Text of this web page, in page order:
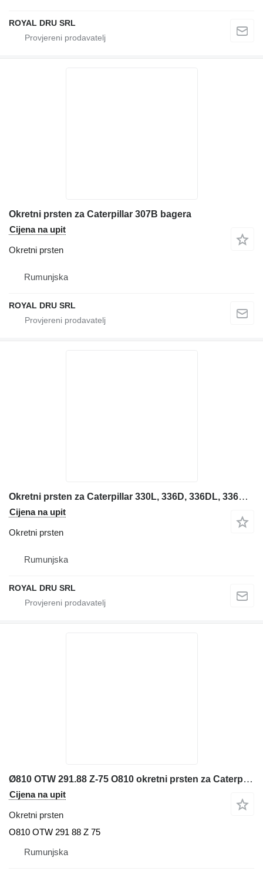
ROYAL DRU SRL
Okretni prsten za Caterpillar 307B bagera
Cijena na upit
Okretni prsten
Rumunjska
ROYAL DRU SRL
Okretni prsten za Caterpillar 330L, 336D, 336DL, 336E, 336EL bagera
Cijena na upit
Okretni prsten
Rumunjska
ROYAL DRU SRL
Ø810 OTW 291.88 Z-75 O810 okretni prsten za Caterpillar 307C mini bagera
Cijena na upit
Okretni prsten
O810 OTW 291 88 Z 75
Rumunjska